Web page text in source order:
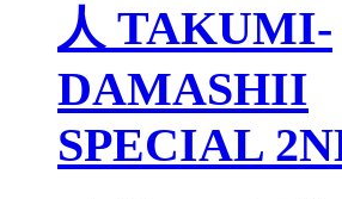
人 TAKUMI-
DAMASHII
SPECIAL